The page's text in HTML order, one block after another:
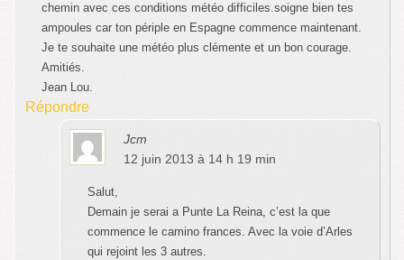
chemin avec ces conditions météo difficiles.soigne bien tes
ampoules car ton périple en Espagne commence maintenant.
Je te souhaite une météo plus clémente et un bon courage.
Amitiés.
Jean Lou.
Répondre
Jcm
12 juin 2013 à 14 h 19 min
Salut,
Demain je serai a Punte La Reina, c’est la que
commence le camino frances. Avec la voie d’Arles
qui rejoint les 3 autres.